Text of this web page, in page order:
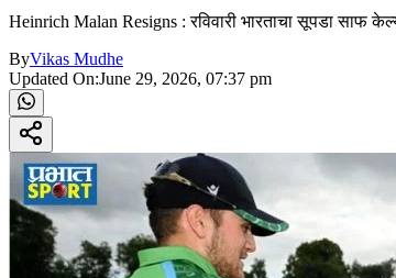
Heinrich Malan Resigns : रविवारी भारताचा सूपडा साफ
ByVikas Mudhe
Updated On:June 29, 2026, 07:37 pm